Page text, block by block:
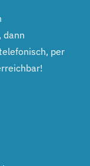
dann
per